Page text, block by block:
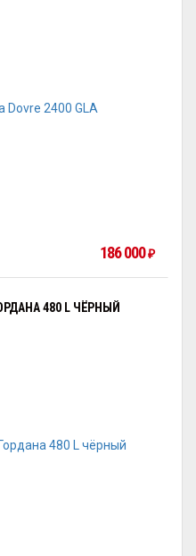
186 000 ₽
480 L ЧЁРНЫЙ